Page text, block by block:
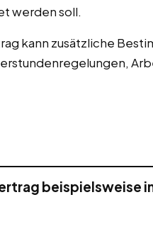
werden soll.
kann zusätzliche
beispielsweise